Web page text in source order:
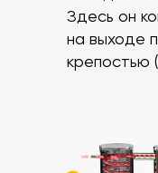
Здесь он
на выходе
крепостью